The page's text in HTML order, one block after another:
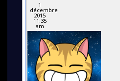
1
décembre
2015
11:35
am